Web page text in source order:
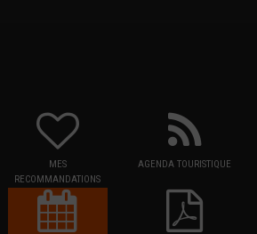
MES
RECOMMANDATIONS
AGENDA TOURISTIQUE